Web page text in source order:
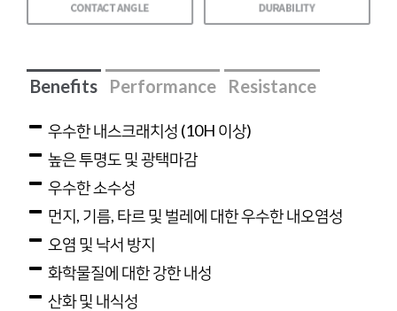
Benefits Performance Resistance
우수한 내스크래치성 (10H 이상)
높은 투명도 및 광택마감
우수한 소수성
먼지, 기름, 타르 및 벌레에 대한 우수한 내오염성
오염 및 낙서 방지
화학물질에 대한 강한 내성
산화 및 내식성